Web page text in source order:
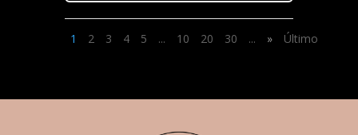
1 2 3 4 5 ... 10 20 30 ... » Último